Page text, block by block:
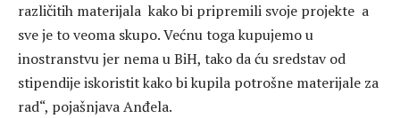
različitih materijala kako bi pripremili svoje projekte a
sve je to veoma skupo. Većnu toga kupujemo u
inostranstvu jer nema u BiH, tako da ću sredstav od
stipendije iskoristit kako bi kupila potrošne materijale za
rad“, pojašnjava Anđela.